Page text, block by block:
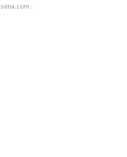
: adsima.com